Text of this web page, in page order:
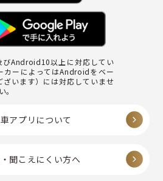
Android10以上に対応してい
カーによってはAndroidをベー
ざいます）には対応していませ
アプリについて
聞こえにくい方へ